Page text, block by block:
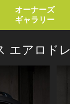
オーナーズ
ギャラリー
エアロド